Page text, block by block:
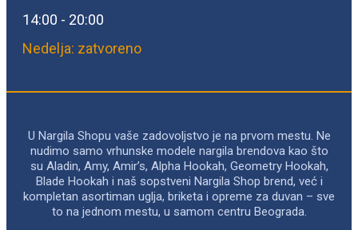
14:00 - 20:00
Nedelja: zatvoreno
U Nargila Shopu vaše zadovoljstvo je na prvom mestu. Ne
nudimo samo vrhunske modele nargila brendova kao što
su Aladin, Amy, Amir’s, Alpha Hookah, Geometry Hookah,
Blade Hookah i naš sopstveni Nargila Shop brend, već i
kompletan asortiman uglja, briketa i opreme za duvan – sve
to na jednom mestu, u samom centru Beograda.